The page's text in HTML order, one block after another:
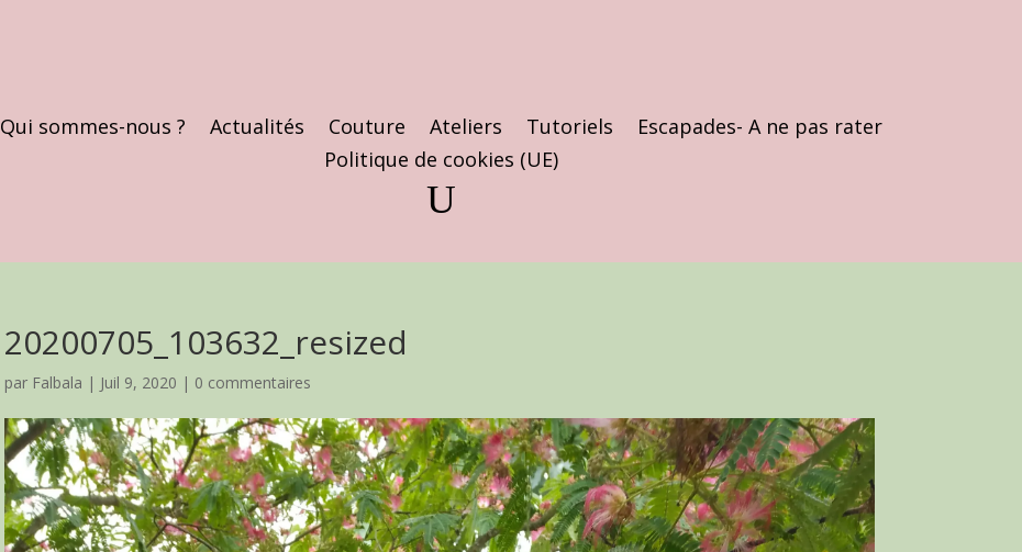
Qui sommes-nous ? Actualités Couture Ateliers Tutoriels
Escapades- A ne pas rater
Politique de cookies (UE)
20200705_103632_resized
par Falbala | Juil 9, 2020 | 0 commentaires